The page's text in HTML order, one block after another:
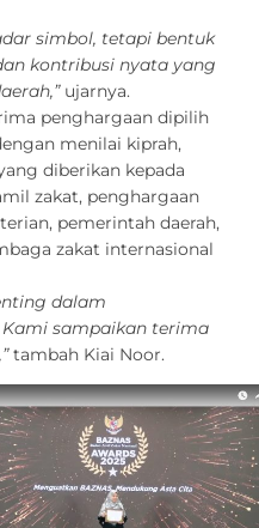
simbol, tetapi bentuk
kontribusi nyata yang
ujarnya.
penghargaan dipilih
menilai kiprah,
diberikan kepada
zakat, penghargaan
pemerintah daerah,
zakat internasional
dalam
sampaikan terima
tambah Kiai Noor.